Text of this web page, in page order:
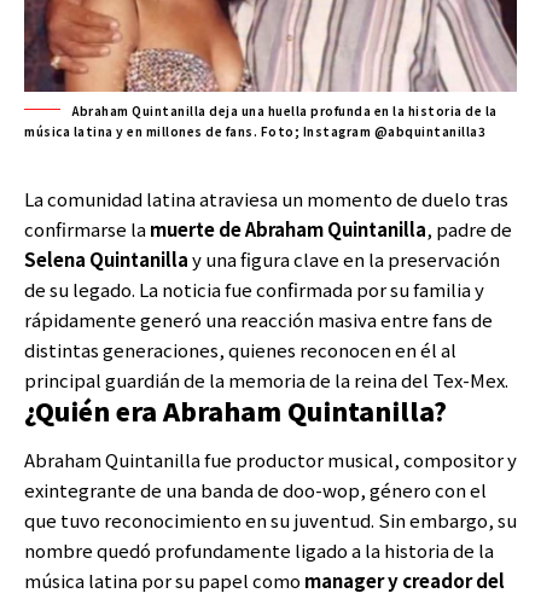
Abraham Quintanilla deja una huella profunda en la historia de la
música latina y en millones de fans. Foto; Instagram @abquintanilla3
La comunidad latina atraviesa un momento de duelo tras
confirmarse lamuerte de Abraham Quintanilla, padre de
Selena Quintanillay una figura clave en la preservación
de su legado. La noticia fue confirmada por su familia y
rápidamente generó una reacción masiva entre fans de
distintas generaciones, quienes reconocen en él al
principal guardián de la memoria de la reina del Tex-Mex.
¿Quién era Abraham Quintanilla?
Abraham Quintanilla fue productor musical, compositor y
exintegrante de una banda de doo-wop, género con el
que tuvo reconocimiento en su juventud. Sin embargo, su
nombre quedó profundamente ligado a la historia de la
música latina por su papel como manager y creador del